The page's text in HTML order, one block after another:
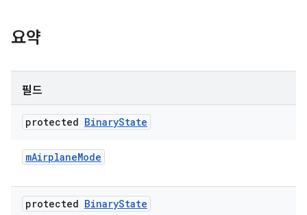
요약
필드
protected BinaryState
mAirplaneMode
protected BinaryState